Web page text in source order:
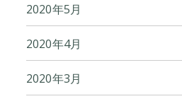
2020年5月
2020年4月
2020年3月